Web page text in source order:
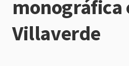
monográfica
Villaverde